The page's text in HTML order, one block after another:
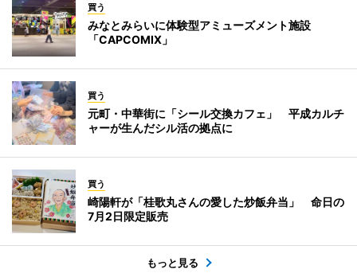
買う
みなとみらいに体験型アミューズメント施設
「CAPCOMIX」
買う
元町・中華街に「シール交換カフェ」 平成カルチ
ャーが生んだシル活の拠点に
買う
崎陽軒が「桂歌丸さんの愛した炒飯弁当」 命日の
7月2日限定販売
もっと見る